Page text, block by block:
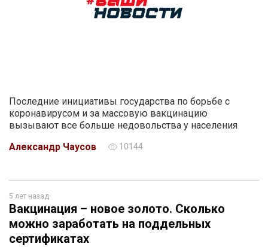
Последние инициативы государства по борьбе с
коронавирусом и за массовую вакцинацию
вызывают все больше недовольства у населения
Александр Чаусов
10144
5 лет назад
Вакцинация – новое золото. Сколько
можно заработать на поддельных
сертификатах